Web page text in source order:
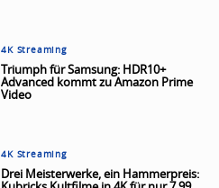
4K Streaming
Triumph für Samsung: HDR10+
Advanced kommt zu Amazon Prime
Video
4K Streaming
Drei Meisterwerke, ein Hammerpreis: